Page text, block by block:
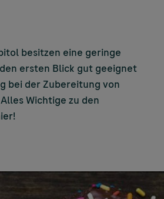
besitzen eine geringe
ersten Blick gut geeignet
bei der Zubereitung von
Wichtige zu den